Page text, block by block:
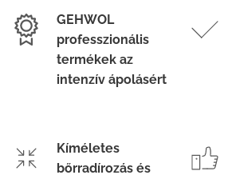
GEHWOL
professzionális
termékek az
intenzív ápolásért
Kíméletes
bőrradírozás és